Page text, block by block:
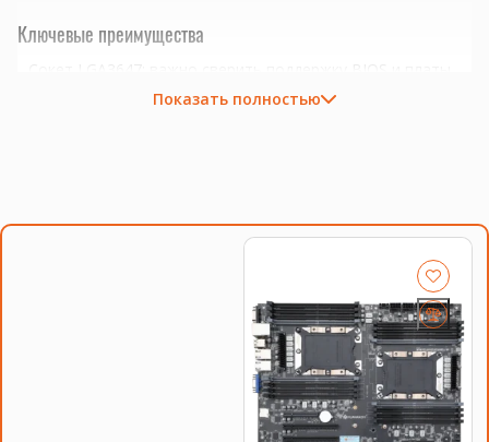
Ключевые преимущества
серверы, рабочие станции, виртуализация и
многопоточные задачи
подходящую плату, процессор, память, накопитель или
серверную корзину под вашу конфигурацию. Для серверных
комплектующих особенно важно сверить поколение
платформы, форм-фактор, интерфейс и part number.
Показать полностью